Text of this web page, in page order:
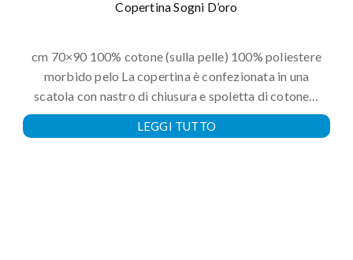
Copertina Sogni D’oro
cm 70×90 100% cotone (sulla pelle) 100% poliestere
morbido pelo La copertina è confezionata in una
scatola con nastro di chiusura e spoletta di cotone…
LEGGI TUTTO